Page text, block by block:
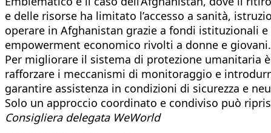
e delle risorse ha limitato l’accesso a sanità,
operare in Afghanistan grazie a fondi istituzionali
empowerment economico rivolti a donne e giovani.
Per migliorare il sistema di protezione umanitaria
rafforzare i meccanismi di monitoraggio e
garantire assistenza in condizioni di sicurezza e
Solo un approccio coordinato e condiviso può
Consigliera delegata WeWorld